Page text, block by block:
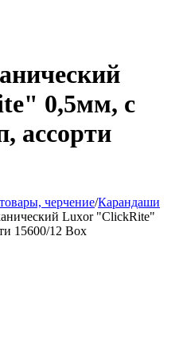
0,5мм, с
ассорти
черчение/Карандаши
Luxor "ClickRite"
15600/12 Box